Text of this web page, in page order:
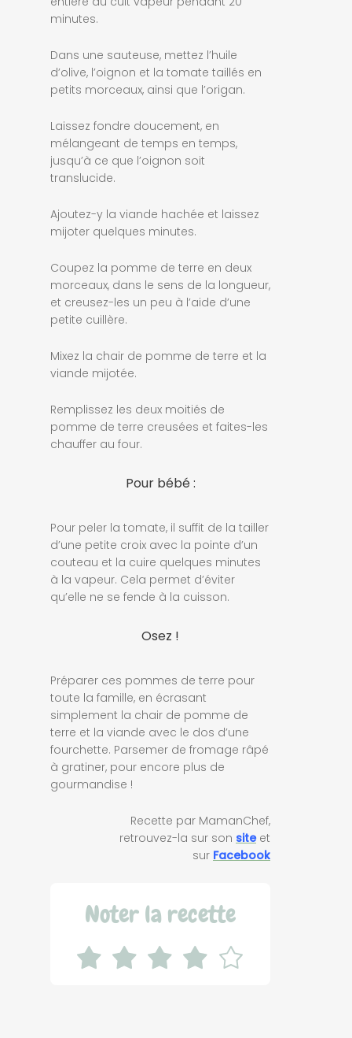
minutes.
Dans une sauteuse, mettez l’huile
d’olive, l’oignon et la tomate taillés en
petits morceaux, ainsi que l’origan.
Laissez fondre doucement, en
mélangeant de temps en temps,
jusqu’à ce que l’oignon soit
translucide.
Ajoutez-y la viande hachée et laissez
mijoter quelques minutes.
Coupez la pomme de terre en deux
morceaux, dans le sens de la longueur,
et creusez-les un peu à l’aide d’une
petite cuillère.
Mixez la chair de pomme de terre et la
viande mijotée.
Remplissez les deux moitiés de
pomme de terre creusées et faites-les
chauffer au four.
Pour bébé :
Pour peler la tomate, il suffit de la tailler
d’une petite croix avec la pointe d’un
couteau et la cuire quelques minutes
à la vapeur. Cela permet d’éviter
qu’elle ne se fende à la cuisson.
Osez !
Préparer ces pommes de terre pour
toute la famille, en écrasant
simplement la chair de pomme de
terre et la viande avec le dos d’une
fourchette. Parsemer de fromage râpé
à gratiner, pour encore plus de
gourmandise !
Recette par MamanChef,
retrouvez-la sur son siteet
sur Facebook
Noter la recette